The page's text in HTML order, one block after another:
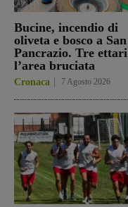
Bucine, incendio di
oliveta e bosco a San
Pancrazio. Tre ettari
l’area bruciata
Cronaca 7 Agosto 2026